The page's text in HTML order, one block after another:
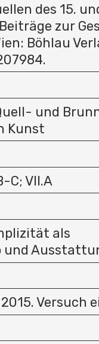
des 15.
zur
Böhlau
und
Kunst
C; VII.A
als
und
Versuch